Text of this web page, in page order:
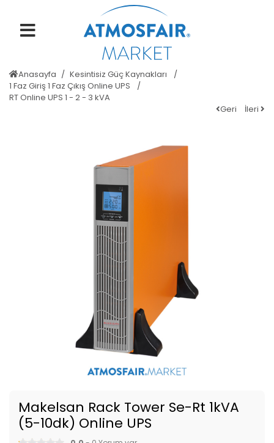
Anasayfa
Kesintisiz Güç Kaynakları
1 Faz Giriş 1 Faz Çıkış Online UPS
RT Online UPS 1 - 2 - 3 kVA
Geri
İleri
Makelsan Rack Tower Se-Rt 1kVA
(5-10dk) Online UPS